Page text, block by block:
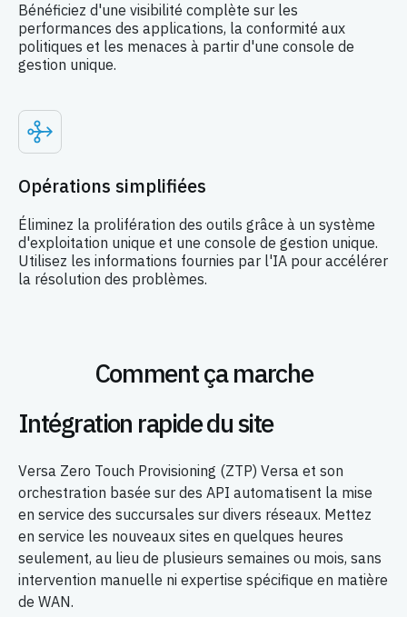
Bénéficiez d'une visibilité complète sur les
performances des applications, la conformité aux
politiques et les menaces à partir d'une console de
gestion unique.
Opérations simplifiées
Éliminez la prolifération des outils grâce à un système
d'exploitation unique et une console de gestion unique.
Utilisez les informations fournies par l'IA pour accélérer
la résolution des problèmes.
Comment ça marche
Intégration rapide du site
Versa Zero Touch Provisioning (ZTP) Versa et son
orchestration basée sur des API automatisent la mise
en service des succursales sur divers réseaux. Mettez
en service les nouveaux sites en quelques heures
seulement, au lieu de plusieurs semaines ou mois, sans
intervention manuelle ni expertise spécifique en matière
de WAN.